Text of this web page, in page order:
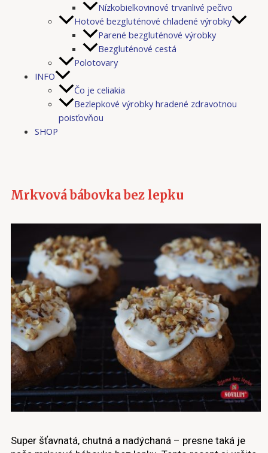
Nízkobielkovinové trvanlivé pečivo
Hotové bezgluténové chladené výrobky
Parené bezgluténové výrobky
Bezgluténové cestá
Polotovary
INFO
Čo je celiakia
Bezlepkové výrobky hradené zdravotnou
poisťovňou
SHOP
Mrkvová bábovka bez lepku
Super šťavnatá, chutná a nadýchaná – presne taká je